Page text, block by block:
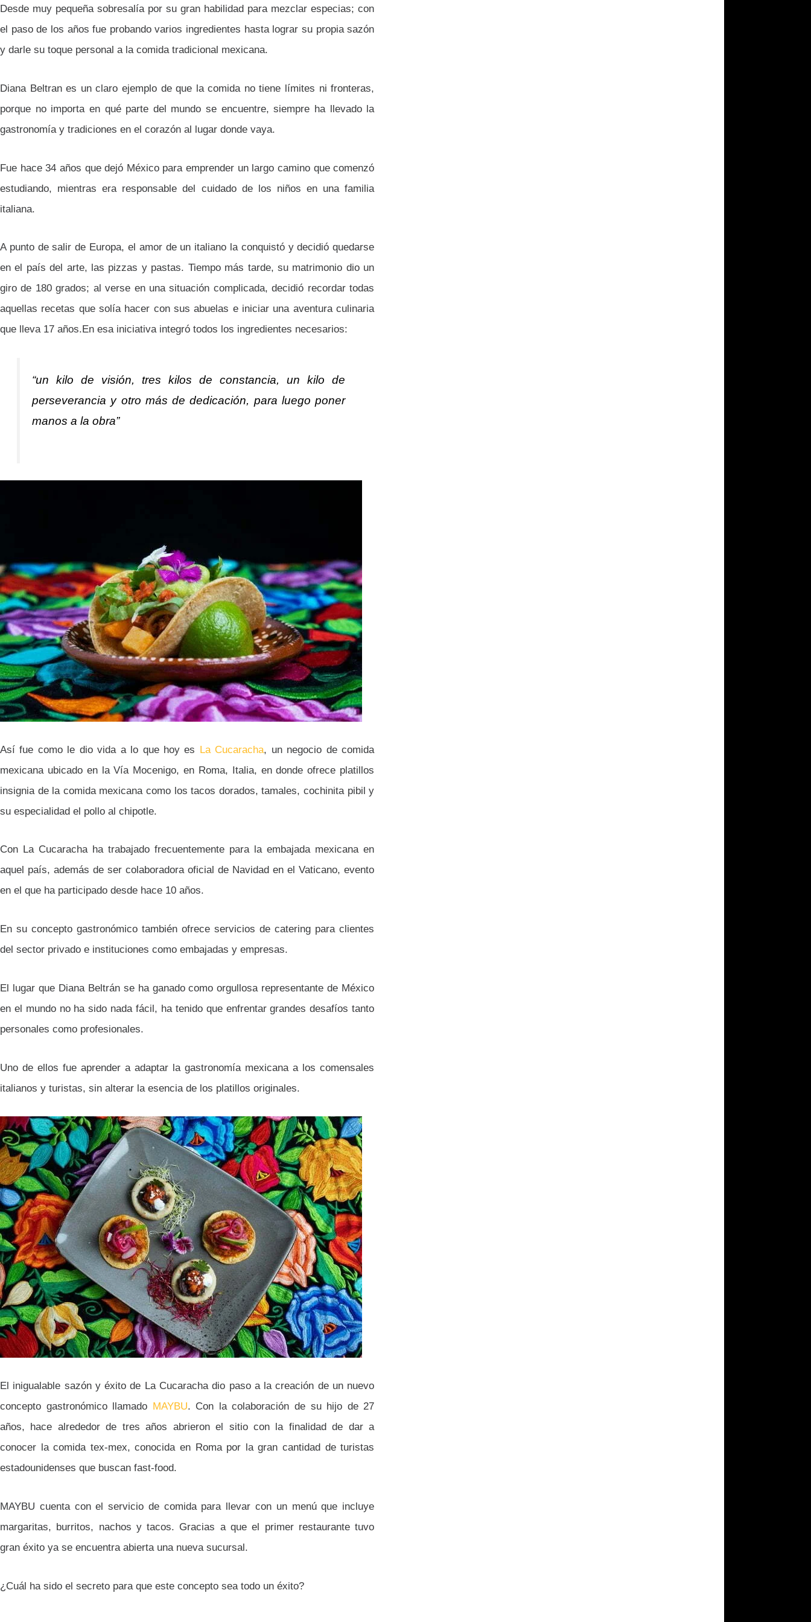
Desde muy pequeña sobresalía por su gran habilidad para mezclar especias; con
el paso de los años fue probando varios ingredientes hasta lograr su propia sazón
y darle su toque personal a la comida tradicional mexicana.
Diana Beltran es un claro ejemplo de que la comida no tiene límites ni fronteras,
porque no importa en qué parte del mundo se encuentre, siempre ha llevado la
gastronomía y tradiciones en el corazón al lugar donde vaya.
Fue hace 34 años que dejó México para emprender un largo camino que comenzó
estudiando, mientras era responsable del cuidado de los niños en una familia
italiana.
A punto de salir de Europa, el amor de un italiano la conquistó y decidió quedarse
en el país del arte, las pizzas y pastas. Tiempo más tarde, su matrimonio dio un
giro de 180 grados; al verse en una situación complicada, decidió recordar todas
aquellas recetas que solía hacer con sus abuelas e iniciar una aventura culinaria
que lleva 17 años.En esa iniciativa integró todos los ingredientes necesarios:
“un kilo de visión, tres kilos de constancia, un kilo de
perseverancia y otro más de dedicación, para luego poner
manos a la obra”
Así fue como le dio vida a lo que hoy es La Cucaracha, un negocio de comida
mexicana ubicado en la Vía Mocenigo, en Roma, Italia, en donde ofrece platillos
insignia de la comida mexicana como los tacos dorados, tamales, cochinita pibil y
su especialidad el pollo al chipotle.
Con La Cucaracha ha trabajado frecuentemente para la embajada mexicana en
aquel país, además de ser colaboradora oficial de Navidad en el Vaticano, evento
en el que ha participado desde hace 10 años.
En su concepto gastronómico también ofrece servicios de catering para clientes
del sector privado e instituciones como embajadas y empresas.
El lugar que Diana Beltrán se ha ganado como orgullosa representante de México
en el mundo no ha sido nada fácil, ha tenido que enfrentar grandes desafíos tanto
personales como profesionales.
Uno de ellos fue aprender a adaptar la gastronomía mexicana a los comensales
italianos y turistas, sin alterar la esencia de los platillos originales.
El inigualable sazón y éxito de La Cucaracha dio paso a la creación de un nuevo
concepto gastronómico llamado MAYBU. Con la colaboración de su hijo de 27
años, hace alrededor de tres años abrieron el sitio con la finalidad de dar a
conocer la comida tex-mex, conocida en Roma por la gran cantidad de turistas
estadounidenses que buscan fast-food.
MAYBU cuenta con el servicio de comida para llevar con un menú que incluye
margaritas, burritos, nachos y tacos. Gracias a que el primer restaurante tuvo
gran éxito ya se encuentra abierta una nueva sucursal.
¿Cuál ha sido el secreto para que este concepto sea todo un éxito?